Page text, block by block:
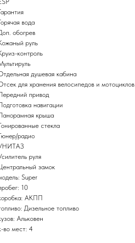
вода
обогрев
руль
контроль
душевая кабина
для хранения велосипедов и мотоциклов
привод
навигации
крыша
стекла
радио
руля
замок
Super
10
АКПП
Дизельное топливо
Альковен
во мест: 4